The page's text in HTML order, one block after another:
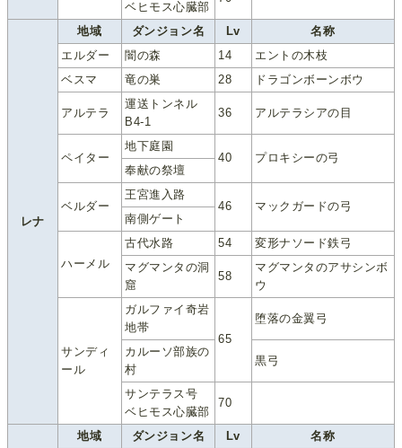
ベヒモス心臓部
レナ
地域 ダンジョン名 Lv
名称
エルダー
闇の森 14
エントの木枝
ベスマ
竜の巣 28 ドラゴンボーンボウ
アルテラ
運送トンネル
B4-1
36 アルテラシアの目
ペイター
地下庭園
40
プロキシーの弓
奉献の祭壇
ベルダー
王宮進入路
46
マックガードの弓
南側ゲート
ハーメル
古代水路 54
変形ナソード鉄弓
マグマンタの洞
窟
58
マグマンタのアサシンボ
ウ
サンディ
ール
ガルファイ奇岩
地帯
65
堕落の金翼弓
カルーソ部族の
村
黒弓
サンテラス号
ベヒモス心臓部
70
地域 ダンジョン名 Lv
名称